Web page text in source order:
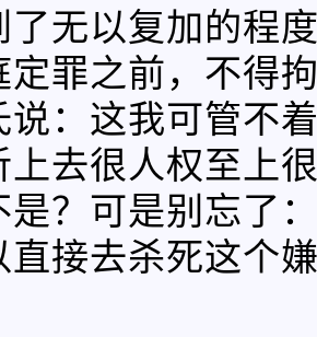
了无以复加的程
定罪之前，不得
说：这我可管不
上去很人权至上
是？可是别忘了
直接去杀死这个